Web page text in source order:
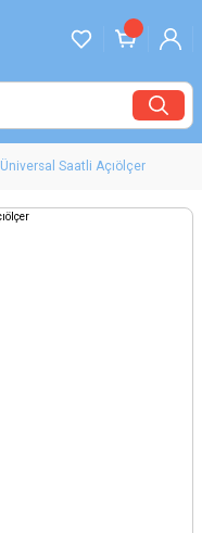
Üniversal Saatli Açıölçer